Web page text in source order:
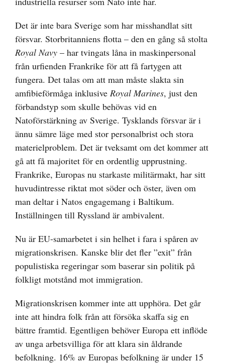
Det är inte bara Sverige som har misshandlat sitt
försvar. Storbritanniens flotta – den en gång så stolta
Royal Navy – har tvingats låna in maskinpersonal
från urfienden Frankrike för att få fartygen att
fungera. Det talas om att man måste slakta sin
amfibieförmåga inklusive Royal Marines, just den
förbandstyp som skulle behövas vid en
Natoförstärkning av Sverige. Tysklands försvar är i
ännu sämre läge med stor personalbrist och stora
materielproblem. Det är tveksamt om det kommer att
gå att få majoritet för en ordentlig upprustning.
Frankrike, Europas nu starkaste militärmakt, har sitt
huvudintresse riktat mot söder och öster, även om
man deltar i Natos engagemang i Baltikum.
Inställningen till Ryssland är ambivalent.
Nu är EU-samarbetet i sin helhet i fara i spåren av
migrationskrisen. Kanske blir det fler ”exit” från
populistiska regeringar som baserar sin politik på
folkligt motstånd mot immigration.
Migrationskrisen kommer inte att upphöra. Det går
inte att hindra folk från att försöka skaffa sig en
bättre framtid. Egentligen behöver Europa ett inflöde
av unga arbetsvilliga för att klara sin åldrande
befolkning. 16% av Europas befolkning är under 15